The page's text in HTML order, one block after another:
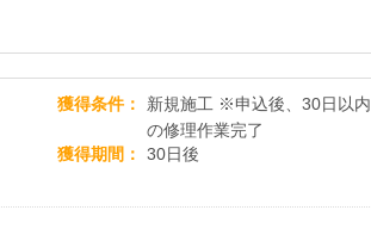
獲得条件
新規施工 ※申込後、30日以内
の修理作業完了
獲得期間
30日後